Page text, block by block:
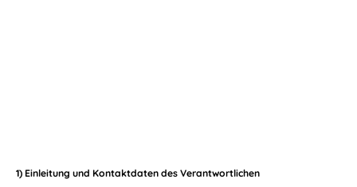
1) Einleitung und Kontaktdaten des Verantwortlichen